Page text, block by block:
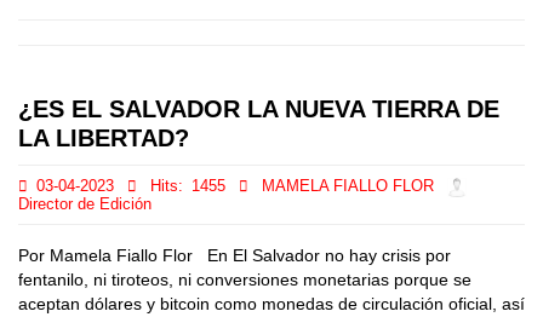
¿ES EL SALVADOR LA NUEVA TIERRA DE
LA LIBERTAD?
03-04-2023 Hits: 1455
MAMELA FIALLO FLOR
Director de Edición
Por Mamela Fiallo Flor En El Salvador no hay crisis por
fentanilo, ni tiroteos, ni conversiones monetarias porque se
aceptan dólares y bitcoin como monedas de circulación oficial, así